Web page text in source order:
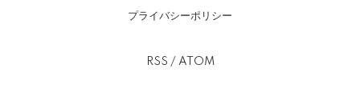
プライバシーポリシー
RSS / ATOM